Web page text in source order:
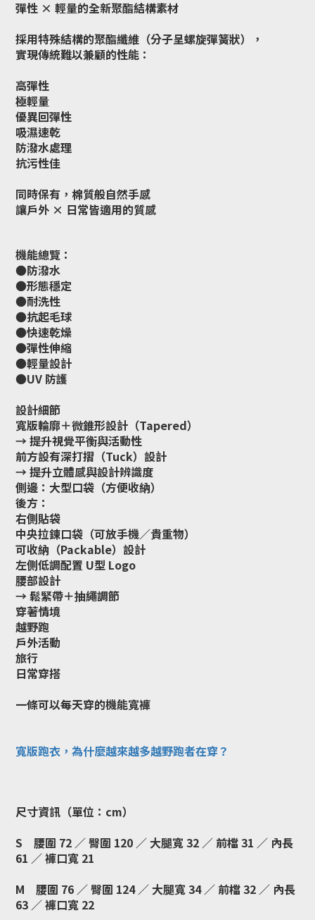
彈性 × 輕量的全新聚酯結構素材
採用特殊結構的聚酯纖維（分子呈螺旋彈簧狀），
實現傳統難以兼顧的性能：
高彈性
極輕量
優異回彈性
吸濕速乾
防潑水處理
抗污性佳
同時保有， 棉質般自然手感
讓戶外 × 日常皆適用的質感
機能總覽：
●防潑水
●形態穩定
●耐洗性
●抗起毛球
●快速乾燥
●彈性伸縮
●輕量設計
●UV 防護
設計細節
寬版輪廓＋微錐形設計（Tapered）
→ 提升視覺平衡與活動性
前方設有深打摺（Tuck）設計
→ 提升立體感與設計辨識度
側邊：大型口袋（方便收納）
後方：
右側貼袋
中央拉鍊口袋（可放手機／貴重物）
可收納（Packable）設計
左側低調配置 U型 Logo
腰部設計
→ 鬆緊帶＋抽繩調節
穿著情境
越野跑
戶外活動
旅行
日常穿搭
一條可以每天穿的機能寬褲
寬版跑衣，為什麼越來越多越野跑者在穿？
尺寸資訊（單位：cm）
S 腰圍 72 ／ 臀圍 120 ／ 大腿寬 32 ／ 前檔 31 ／ 內長
61 ／ 褲口寬 21
M 腰圍 76 ／ 臀圍 124 ／ 大腿寬 34 ／ 前檔 32 ／ 內長
63 ／ 褲口寬 22